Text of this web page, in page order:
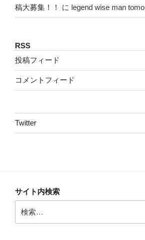
稿大募集！！
に legend wise man tomo
RSS
投稿フィード
コメントフィード
Twitter
サイト内検索
索: